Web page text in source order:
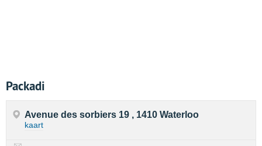
Packadi
Avenue des sorbiers 19 , 1410 Waterloo
kaart